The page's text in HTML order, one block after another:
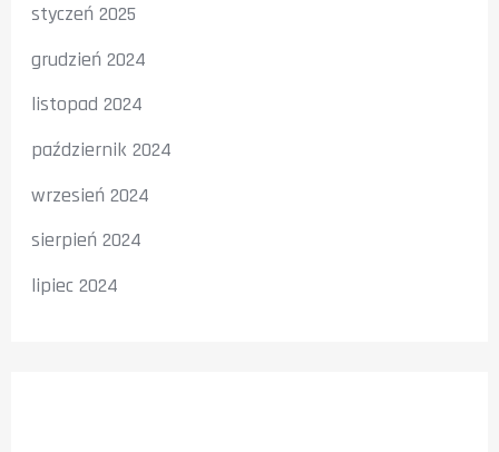
styczeń 2025
grudzień 2024
listopad 2024
październik 2024
wrzesień 2024
sierpień 2024
lipiec 2024